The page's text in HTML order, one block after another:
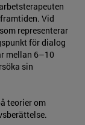
Vid
representerar
för dialog
mellan 6–10
sin
teorier om